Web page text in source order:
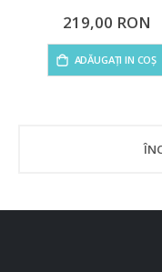
219,00 RON
ADĂUGAȚI IN COȘ